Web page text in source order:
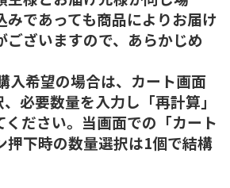
みであっても商品によりお届け
ございますので、あらかじめ
希望の場合は、カート画面
必要数量を入力し「再計算」
ください。当画面での「カート
押下時の数量選択は1個で結構